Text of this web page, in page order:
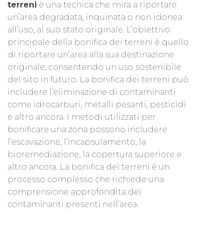
terreni è una tecnica che mira a riportare
un’area degradata, inquinata o non idonea
all’uso, al suo stato originale. L’obiettivo
principale della bonifica dei terreni è quello
di riportare un’area alla sua destinazione
originale, consentendo un uso sostenibile
del sito in futuro. La bonifica dei terreni può
includere l’eliminazione di contaminanti
come idrocarburi, metalli pesanti, pesticidi
e altro ancora. I metodi utilizzati per
bonificare una zona possono includere
l’escavazione, l’incapsulamento, la
bioremediazione, la copertura superiore e
altro ancora. La bonifica dei terreni è un
processo complesso che richiede una
comprensione approfondita dei
contaminanti presenti nell’area.